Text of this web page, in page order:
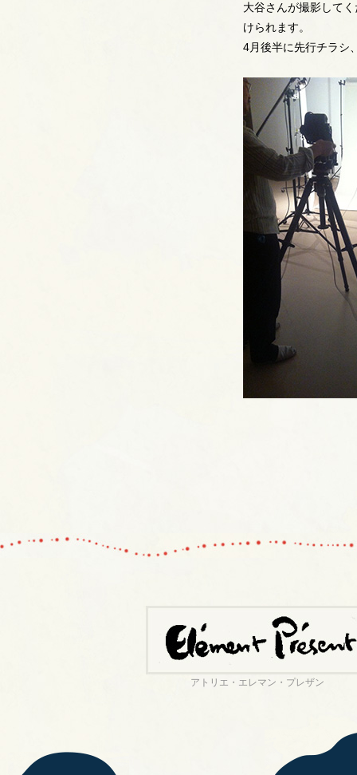
大谷さんが撮影して
けられます。
4月後半に先行チラシ
アトリエ・エレマン・プレザン